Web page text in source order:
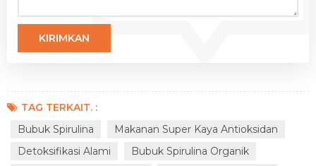
TAG TERKAIT. :
Bubuk Spirulina
Makanan Super Kaya Antioksidan
Detoksifikasi Alami
Bubuk Spirulina Organik